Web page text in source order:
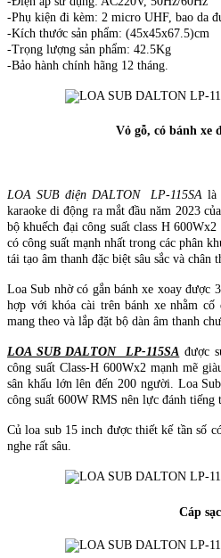
-Phụ kiện đi kèm: 2 micro UHF, bao da
-Kích thước sản phẩm: (45x45x67.5)cm
-Trọng lượng sản phẩm: 42.5Kg
-Bảo hành chính hãng 12 tháng.
Vỏ gỗ, có bánh xe
LOA SUB điện DALTON LP-115SA là
karaoke di động ra mắt đầu năm 2023
bộ khuếch đại công suất class H
có công suất mạnh nhất trong các phân
tái tạo âm thanh đặc biệt sâu sắc và chân
Loa Sub nhờ có gắn bánh xe xoay được
hợp với khóa cài trên bánh xe nhằm
mang theo và lắp đặt bộ dàn âm thanh
LOA SUB DALTON LP-115SA được
công suất Class-H 600Wx2 mạnh mẽ
sân khấu lớn lên đến 200 người. Loa
công suất 600W RMS nên lực đánh tiếng
Củ loa sub 15 inch được thiết kế tần số
nghe rất sâu.
Cáp sạc